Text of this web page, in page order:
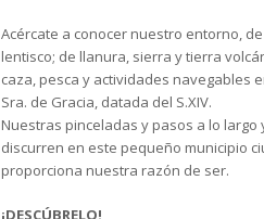
Acércate a conocer nuestro entorno,
lentisco; de llanura, sierra y tierra
caza, pesca y actividades navegables
Sra. de Gracia, datada del S.XIV.
Nuestras pinceladas y pasos a lo
discurren en este pequeño municipio
proporciona nuestra razón de ser.
¡DESCÚBRELO!